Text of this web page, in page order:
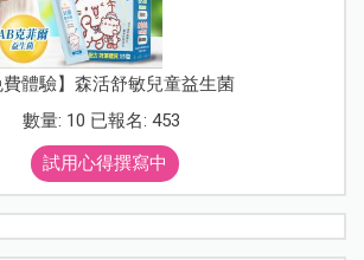
費體驗】森活舒敏兒童益生菌
數量: 10 已報名: 453
試用心得撰寫中